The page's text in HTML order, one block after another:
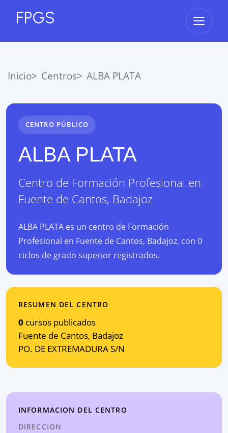
FPGS Abrir
Inicio Centros ALBA PLATA
CENTRO PÚBLICO
ALBA PLATA
Centro de Formación Profesional en
Fuente de Cantos, Badajoz
ALBA PLATA es un centro de Formación
Profesional en Fuente de Cantos, Badajoz, con 0
ciclos de grado superior registrados.
RESUMEN DEL CENTRO
0 cursos publicados
Fuente de Cantos, Badajoz
PO. DE EXTREMADURA S/N
INFORMACION DEL CENTRO
DIRECCION